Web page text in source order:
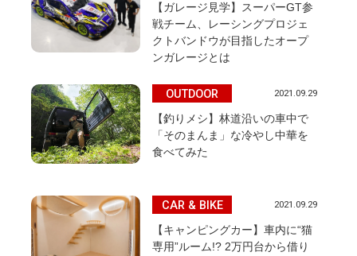
【ガレージ見学】スーパーGT参
戦チーム、レーシングプロジェ
クトバンドウが目指したオープ
ンガレージとは
OUTDOOR 2021.09.29
【釣りメシ】林道沿いの車中で
「そのまんま」な冷やし中華を
食べてみた
CAR & BIKE 2021.09.29
【キャンピングカー】車内に“猫
専用”ルーム!? 2万円台から借り